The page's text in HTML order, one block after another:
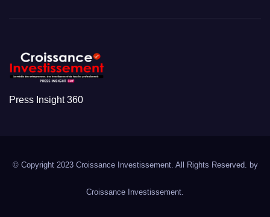
Press Insight 360
© Copyright 2023 Croissance Investissement. All Rights Reserved. by
Croissance Investissement.